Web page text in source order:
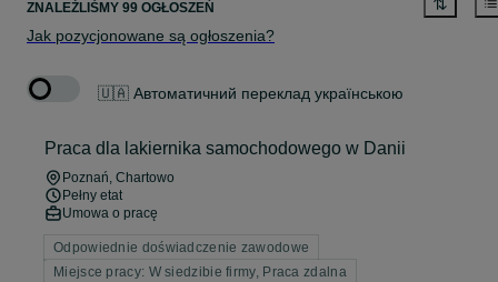
ZNALEŹLIŚMY 99 OGŁOSZEŃ
Jak pozycjonowane są ogłoszenia?
🇺🇦 Автоматичний переклад українською
Praca dla lakiernika samochodowego w Danii
Poznań, Chartowo
Pełny etat
Umowa o pracę
Odpowiednie doświadczenie zawodowe
Miejsce pracy: W siedzibie firmy, Praca zdalna